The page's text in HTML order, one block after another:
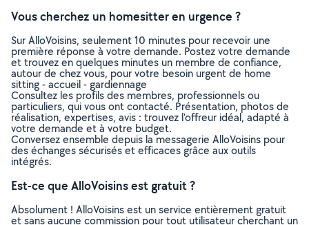
Vous cherchez un homesitter en urgence ?
Sur AlloVoisins, seulement 10 minutes pour recevoir une
première réponse à votre demande. Postez votre demande
et trouvez en quelques minutes un membre de confiance,
autour de chez vous, pour votre besoin urgent de home
sitting - accueil - gardiennage
Consultez les profils des membres, professionnels ou
particuliers, qui vous ont contacté. Présentation, photos de
réalisation, expertises, avis : trouvez l'offreur idéal, adapté à
votre demande et à votre budget.
Conversez ensemble depuis la messagerie AlloVoisins pour
des échanges sécurisés et efficaces grâce aux outils
intégrés.
Est-ce que AlloVoisins est gratuit ?
Absolument ! AlloVoisins est un service entièrement gratuit
et sans aucune commission pour tout utilisateur cherchant un